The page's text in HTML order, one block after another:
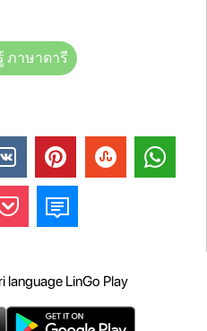
ภาษาดารี
language LinGo Play